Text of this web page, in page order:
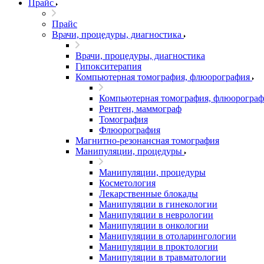
Прайс
Прайс
Врачи, процедуры, диагностика
Врачи, процедуры, диагностика
Гипокситерапия
Компьютерная томография, флюорография
Компьютерная томография,
Рентген, маммограф
Томография
Флюорография
Магнитно-резонансная томография
Манипуляции, процедуры
Манипуляции, процедуры
Косметология
Лекарственные блокады
Манипуляции в гинекологии
Манипуляции в неврологии
Манипуляции в онкологии
Манипуляции в отоларингологии
Манипуляции в проктологии
Манипуляции в травматологии